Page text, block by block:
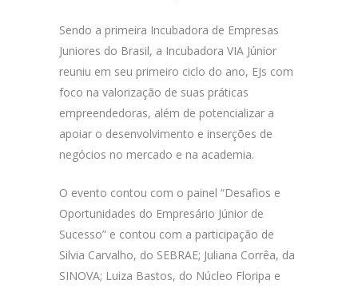
Sendo a primeira Incubadora de Empresas
Juniores do Brasil, a Incubadora VIA Júnior
reuniu em seu primeiro ciclo do ano, EJs com
foco na valorização de suas práticas
empreendedoras, além de potencializar a
apoiar o desenvolvimento e inserções de
negócios no mercado e na academia.
O evento contou com o painel “Desafios e
Oportunidades do Empresário Júnior de
Sucesso” e contou com a participação de
Silvia Carvalho, do SEBRAE; Juliana Corrêa, da
SINOVA; Luiza Bastos, do Núcleo Floripa e